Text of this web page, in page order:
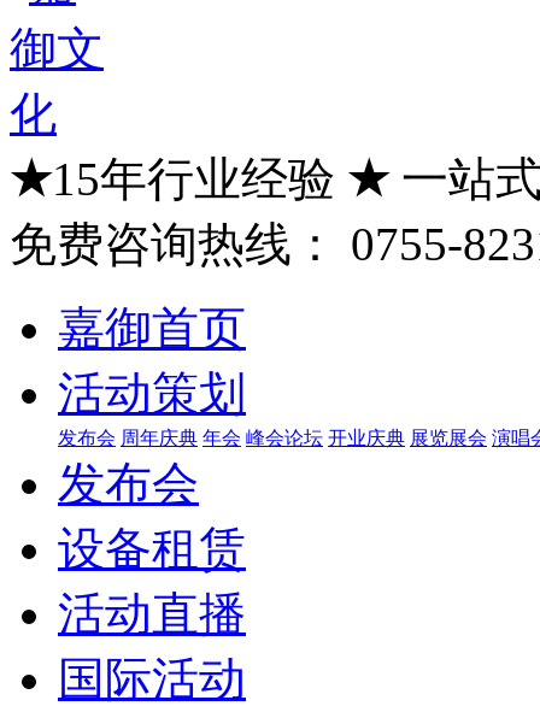
★15年行业经验 ★一站
免费咨询热线：
0755-
嘉御首页
活动策划
发布会 周年庆典 年会 峰会论坛 开业庆典 展览展会 演唱
发布会
设备租赁
活动直播
国际活动